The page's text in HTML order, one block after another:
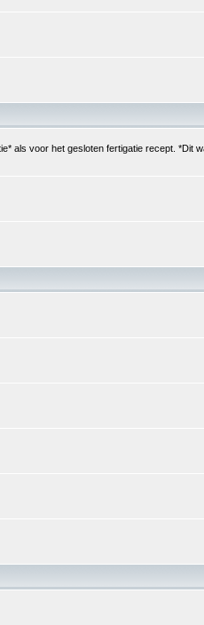
als voor het gesloten fertigatie recept. *Dit